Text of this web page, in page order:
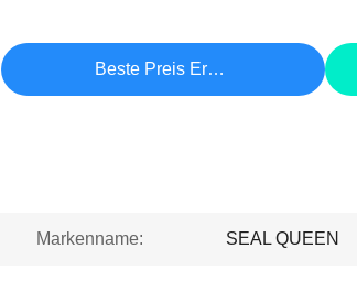
Beste Preis Erhalten
Markenname: SEAL QUEEN